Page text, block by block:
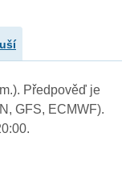
Předpověď je
GFS, ECMWF).